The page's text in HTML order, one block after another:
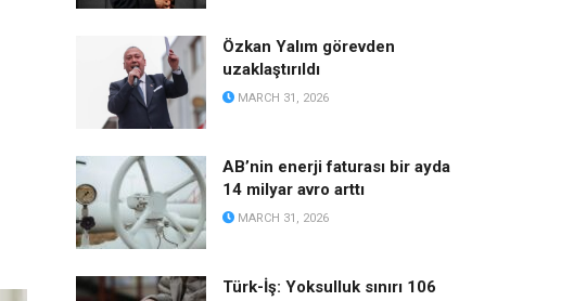
Özkan Yalım görevden
uzaklaştırıldı
MARCH 31, 2026
AB’nin enerji faturası bir ayda
14 milyar avro arttı
MARCH 31, 2026
Türk-İş: Yoksulluk sınırı 106